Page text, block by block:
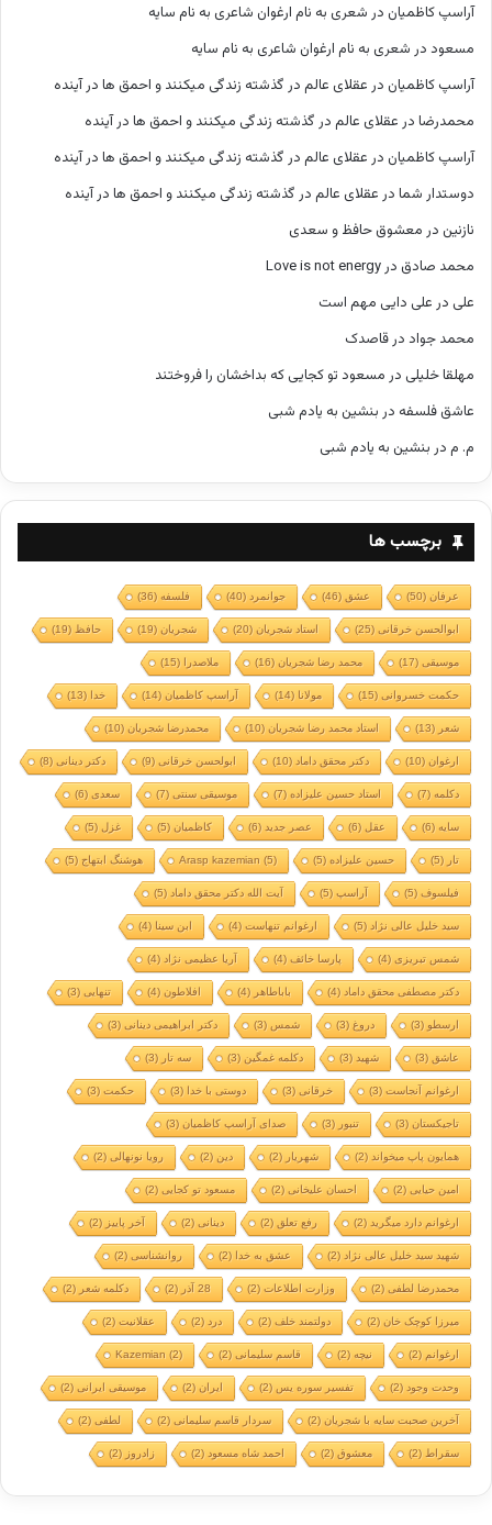
آراسپ کاظمیان در شعری به نام ارغوان شاعری به نام سایه
مسعود در شعری به نام ارغوان شاعری به نام سایه
آراسپ کاظمیان در عقلای عالم در گذشته زندگی میکنند و احمق ها در آینده
محمدرضا در عقلای عالم در گذشته زندگی میکنند و احمق ها در آینده
آراسپ کاظمیان در عقلای عالم در گذشته زندگی میکنند و احمق ها در آینده
دوستدار شما در عقلای عالم در گذشته زندگی میکنند و احمق ها در آینده
نازنین در معشوق حافظ و سعدی
محمد صادق در Love is not energy
علی در علی دایی مهم است
محمد جواد در قاصدک
مهلقا خلیلی در مسعود تو کجایی که بداخشان را فروختند
عاشق فلسفه در بنشین به یادم شبی
م. م در بنشین به یادم شبی
برچسب ها
عرفان(50) عشق (46) جوانمرد (40) فلسفه(36)
ابوالحسن خرقانی(25) استاد شجریان(20) شجریان(19) حافظ (19)
موسیقی(17) محمد رضا شجریان(16) ملاصدرا (15)
حکمت خسروانی(15) مولانا (14) آراسپ کاظمیان(14) خدا (13)
شعر (13) استاد محمد رضا شجریان(10) محمدرضا شجریان(10)
ارغوان(10) دکتر محقق داماد (10) ابولحسن خرقانی(9) دکتر دینانی(8)
دکلمه(7) استاد حسین علیزاده(7) موسیقی سنتی(7) سعدی(6)
سایه(6) عقل (6) عصر جدید (6) کاظمیان(5) غزل (5)
تار (5) حسین علیزاده(5)
Arasp kazemian (5) هوشنگ ابتهاج(5)
فیلسوف(5) آراسپ(5) آیت الله دکتر محقق داماد (5)
سید خلیل عالی نژاد (5) ارغوانم تنهاست(4) ابن سینا (4)
شمس تبریزی(4) پارسا خائف(4) آریا عظیمی نژاد (4)
دکتر مصطفی محقق داماد (4) باباطاهر (4) افلاطون(4) تنهایی(3)
ارسطو (3) دروغ (3) شمس (3) دکتر ابراهیمی دینانی(3)
عاشق (3) شهید (3) دکلمه غمگین (3) سه تار (3)
ارغوانم آنجاست(3) خرقانی(3) دوستی با خدا (3) حکمت(3)
تاجیکستان(3) تنبور (3) صدای آراسپ کاظمیان(3)
همایون پاپ میخواند (2) شهریار (2) دین (2) رویا نونهالی(2)
امین حیایی(2) احسان علیخانی(2) مسعود تو کجایی(2)
ارغوانم دارد میگرید (2) رفع تعلق (2) دینانی(2) آخر پاییز (2)
شهید سید خلیل عالی نژاد (2) عشق به خدا (2) روانشناسی(2)
محمدرضا لطفی(2) وزارت اطلاعات(2) 28 آذر (2) دکلمه شعر (2)
میرزا کوچک خان(2) دولتمند خلف(2) درد (2) عقلانیت(2)
ارغوانم (2) نیچه(2) قاسم سلیمانی(2)
Kazemian (2)
وحدت وجود (2) تفسیر سوره یس (2) ایران(2) موسیقی ایرانی(2)
آخرین صحبت سایه با شجریان(2) سردار قاسم سلیمانی(2) لطفی(2)
سقراط (2) معشوق(2) احمد شاه مسعود (2) زادروز (2)